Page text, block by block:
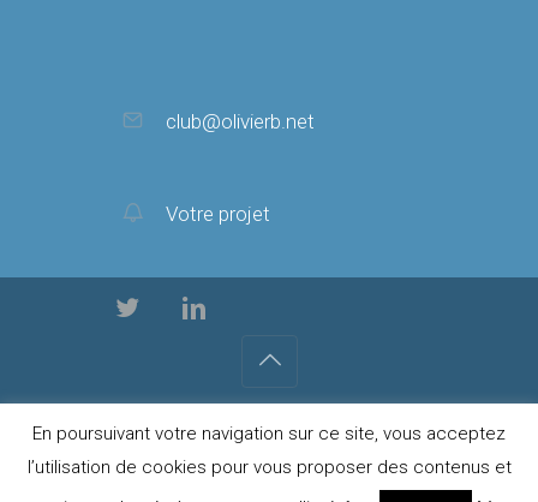
club@olivierb.net
Votre projet
En poursuivant votre navigation sur ce site, vous acceptez
l’utilisation de cookies pour vous proposer des contenus et